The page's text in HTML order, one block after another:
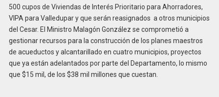
500 cupos de Viviendas de Interés Prioritario para Ahorradores,
VIPA para Valledupar y que serán reasignados a otros municipios
del Cesar. El Ministro Malagón González se comprometió a
gestionar recursos para la construcción de los planes maestros
de acueductos y alcantarillado en cuatro municipios, proyectos
que ya están adelantados por parte del Departamento, lo mismo
que $15 mil, de los $38 mil millones que cuestan.